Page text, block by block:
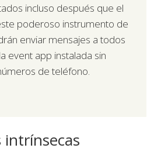
incluso después que el
poderoso instrumento de
enviar mensajes a todos
event app instalada sin
de teléfono.
intrínsecas